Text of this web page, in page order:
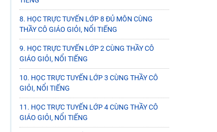
8. HỌC TRỰC TUYẾN LỚP 8 ĐỦ MÔN CÙNG
THẦY CÔ GIÁO GIỎI, NỔI TIẾNG
9. HỌC TRỰC TUYẾN LỚP 2 CÙNG THẦY CÔ
GIÁO GIỎI, NỔI TIẾNG
10. HỌC TRỰC TUYẾN LỚP 3 CÙNG THẦY CÔ
GIỎI, NỔI TIẾNG
11. HỌC TRỰC TUYẾN LỚP 4 CÙNG THẦY CÔ
GIÁO GIỎI, NỔI TIẾNG